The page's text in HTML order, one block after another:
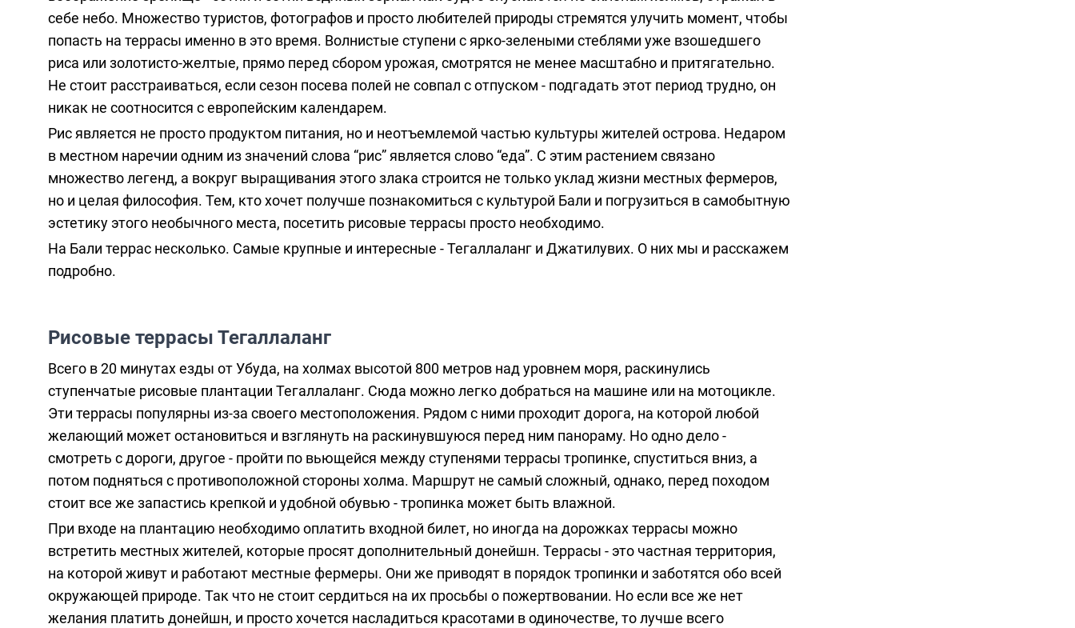
себе небо. Множество туристов, фотографов и просто любителей природы стремятся улучить момент, чтобы
попасть на террасы именно в это время. Волнистые ступени с ярко-зелеными стеблями уже взошедшего
риса или золотисто-желтые, прямо перед сбором урожая, смотрятся не менее масштабно и притягательно.
Не стоит расстраиваться, если сезон посева полей не совпал с отпуском - подгадать этот период трудно, он
никак не соотносится с европейским календарем.
Рис является не просто продуктом питания, но и неотъемлемой частью культуры жителей острова. Недаром
в местном наречии одним из значений слова “рис” является слово “еда”. С этим растением связано
множество легенд, а вокруг выращивания этого злака строится не только уклад жизни местных фермеров,
но и целая философия. Тем, кто хочет получше познакомиться с культурой Бали и погрузиться в самобытную
эстетику этого необычного места, посетить рисовые террасы просто необходимо.
На Бали террас несколько. Самые крупные и интересные - Тегаллаланг и Джатилувих. О них мы и расскажем
подробно.
Рисовые террасы Тегаллаланг
Всего в 20 минутах езды от Убуда, на холмах высотой 800 метров над уровнем моря, раскинулись
ступенчатые рисовые плантации Тегаллаланг. Сюда можно легко добраться на машине или на мотоцикле.
Эти террасы популярны из-за своего местоположения. Рядом с ними проходит дорога, на которой любой
желающий может остановиться и взглянуть на раскинувшуюся перед ним панораму. Но одно дело -
смотреть с дороги, другое - пройти по вьющейся между ступенями террасы тропинке, спуститься вниз, а
потом подняться с противоположной стороны холма. Маршрут не самый сложный, однако, перед походом
стоит все же запастись крепкой и удобной обувью - тропинка может быть влажной.
При входе на плантацию необходимо оплатить входной билет, но иногда на дорожках террасы можно
встретить местных жителей, которые просят дополнительный донейшн. Террасы - это частная территория,
на которой живут и работают местные фермеры. Они же приводят в порядок тропинки и заботятся обо всей
окружающей природе. Так что не стоит сердиться на их просьбы о пожертвовании. Но если все же нет
желания платить донейшн, и просто хочется насладиться красотами в одиночестве, то лучше всего